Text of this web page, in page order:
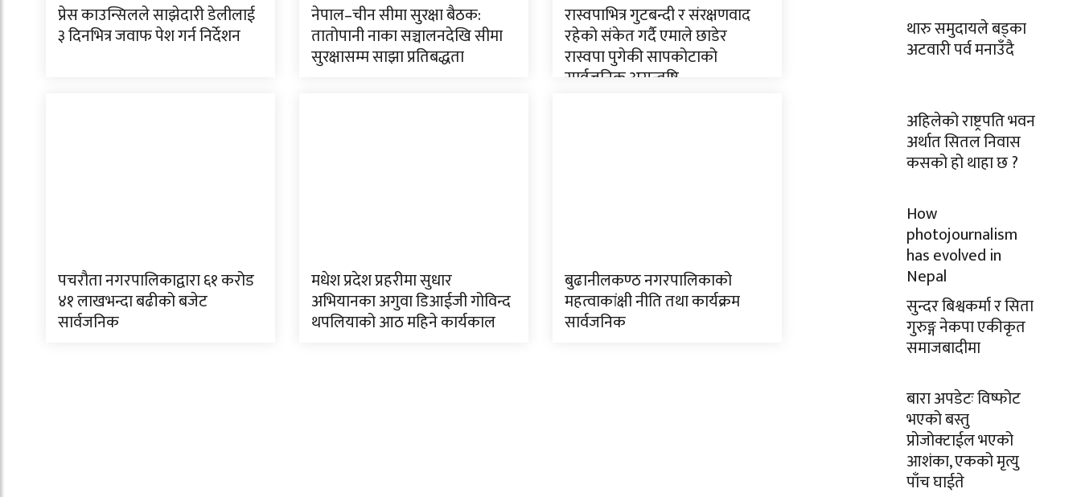
प्रेस काउन्सिलले साझेदारी डेलीलाई
३ दिनभित्र जवाफ पेश गर्न निर्देशन
नेपाल–चीन सीमा सुरक्षा बैठक:
तातोपानी नाका सञ्चालनदेखि सीमा
सुरक्षासम्म साझा प्रतिबद्धता
रास्वपाभित्र गुटबन्दी र संरक्षणवाद
रहेको संकेत गर्दै एमाले छाडेर
रास्वपा पुगेकी सापकोटाको
सार्वजनिक असन्तुष्टि
पचरौता नगरपालिकाद्वारा ६१ करोड
४१ लाखभन्दा बढीको बजेट
सार्वजनिक
मधेश प्रदेश प्रहरीमा सुधार
अभियानका अगुवा डिआईजी गोविन्द
थपलियाको आठ महिने कार्यकाल
बुढानीलकण्ठ नगरपालिकाको
महत्वाकांक्षी नीति तथा कार्यक्रम
सार्वजनिक
थारु समुदायले बड्का
अटवारी पर्व मनाउँदै
अहिलेको राष्ट्रपति भवन
अर्थात सितल निवास
कसको हो थाहा छ ?
How
photojournalism
has evolved in
Nepal
सुन्दर बिश्वकर्मा र सिता
गुरुङ्ग नेकपा एकीकृत
समाजबादीमा
बारा अपडेटः विष्फोट
भएको बस्तु
प्रोजोक्टाईल भएको
आशंका, एकको मृत्यु
पाँच घाईते